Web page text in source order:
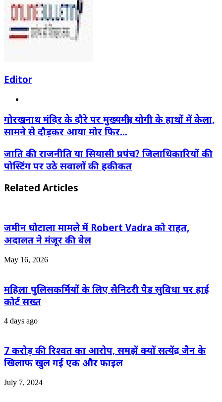
Editor
गोरखनाथ मंदिर के दौरे पर मुख्यमंत्री, योगी के हाथों में केला,
सामने से दौड़कर आया मोर फिर…
जाति की राजनीति या सियासी प्रपंच? जिलाधिकारियों की
पोस्टिंग पर उठे सवालों की हकीकत
Related Articles
जमीन घोटाला मामले में Robert Vadra को राहत,
अदालत ने मंजूर की बेल
May 16, 2026
महिला पुलिसकर्मियों के लिए सैनिटरी पैड सुविधा पर हाई
कोर्ट सख्त
4 days ago
7 करोड़ की रिश्वत का आरोप, समझें क्यों सत्येंद्र जैन के
खिलाफ खुल गई एक और फाइल
July 7, 2024